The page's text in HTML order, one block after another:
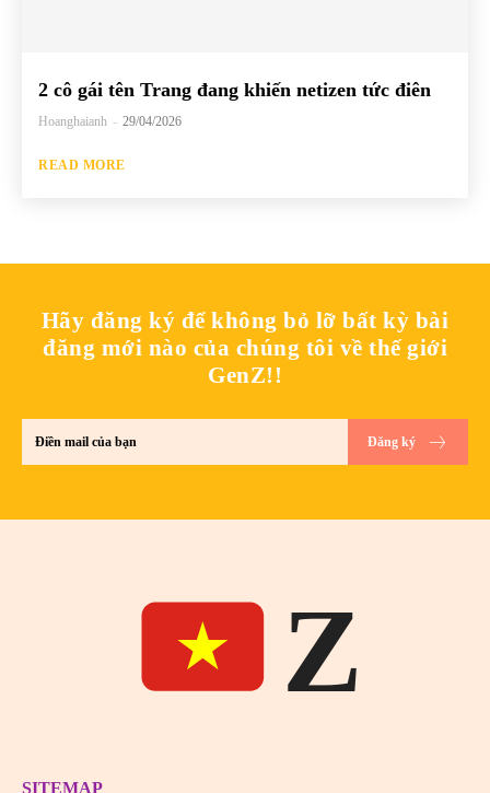
2 cô gái tên Trang đang khiến netizen tức điên
Hoanghaianh - 29/04/2026
READ MORE
Hãy đăng ký để không bỏ lỡ bất kỳ bài
đăng mới nào của chúng tôi về thế giới
GenZ!!
Đăng ký
Z
SITEMAP